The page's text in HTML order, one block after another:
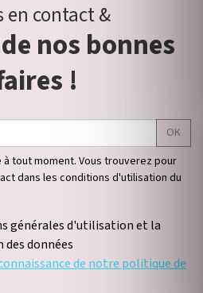
en contact &
nos bonnes
!
OK
tout moment. Vous trouverez pour
dans les conditions d'utilisation du
générales d'utilisation et la
données
de notre politique de